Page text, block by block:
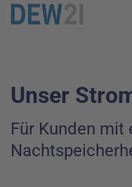
Unser
Für Kunden mit